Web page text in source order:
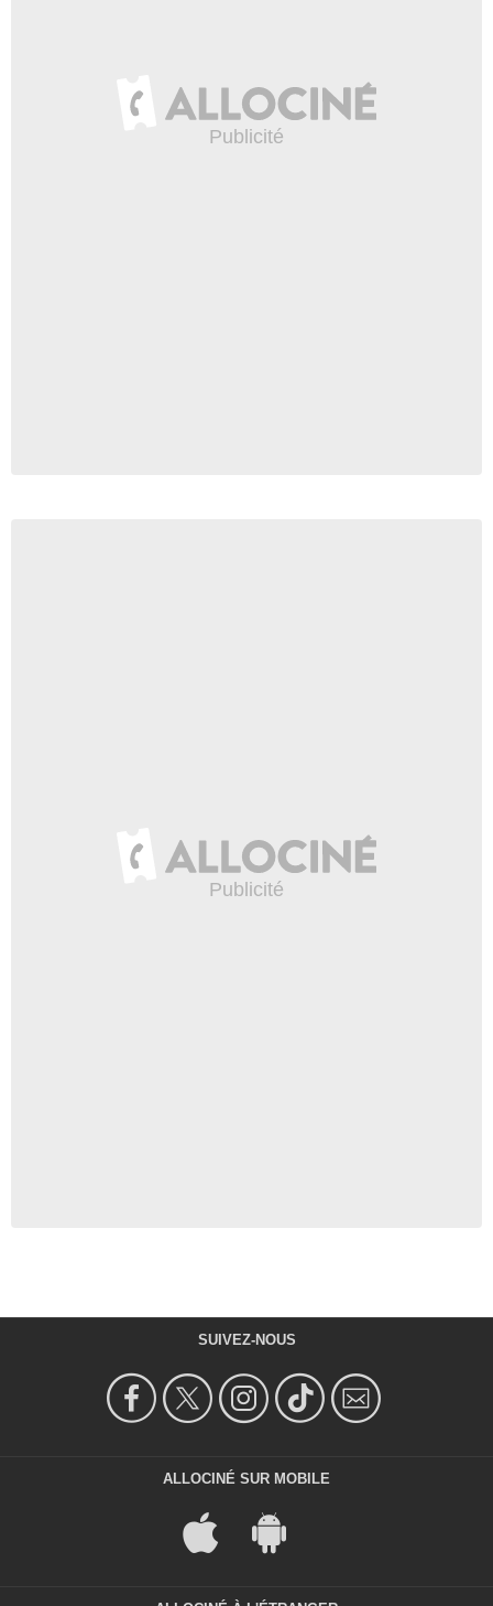
SUIVEZ-NOUS
ALLOCINÉ SUR MOBILE